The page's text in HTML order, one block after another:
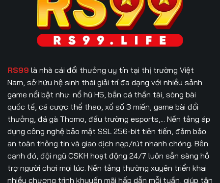
RS99 là nhà cái đổi thưởng uy tín tại thị trường Việt
Nam, sở hữu hệ sinh thái giải trí đa dạng với nhiều sảnh
game nổi bật như: nổ hũ H5, bắn cá thần tài, sòng bài
quốc tế, cá cược thể thao, xổ số 3 miền, game bài đổi
thưởng, đá gà Thomo, đấu trường esports,... Nền tảng áp
dụng công nghệ bảo mật SSL 256-bit tiên tiến, đảm bảo
an toàn thông tin và giao dịch nạp/rút nhanh chóng. Bên
cạnh đó, đội ngũ CSKH hoạt động 24/7 luôn sẵn sàng hỗ
trợ người chơi mọi lúc. Nền tảng thường xuyên triển khai
nhiều chương trình khuyến mãi hấp dẫn mỗi tuần, giúp tân